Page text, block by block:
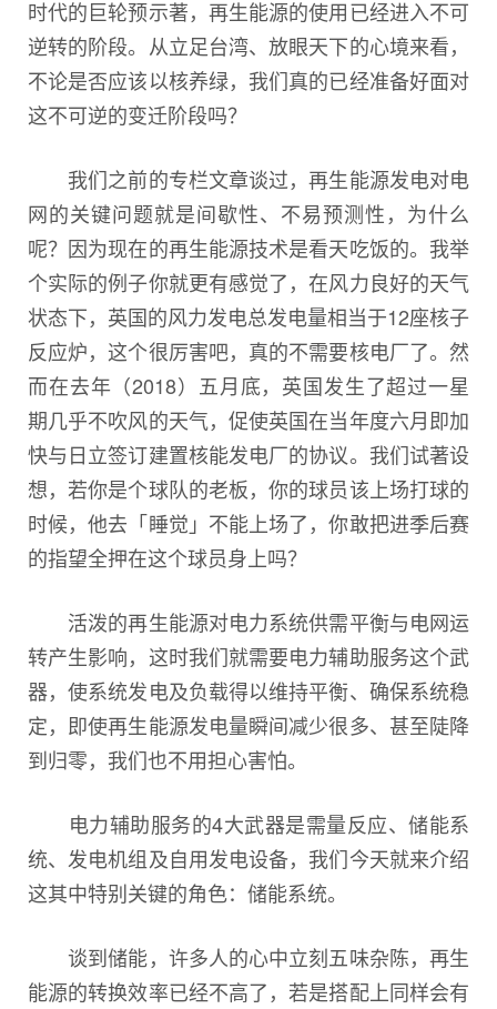
时代的巨轮预示著，再生能源的使用已经进入不可
逆转的阶段。从立足台湾、放眼天下的心境来看，
不论是否应该以核养绿，我们真的已经准备好面对
这不可逆的变迁阶段吗？
我们之前的专栏文章谈过，再生能源发电对电
网的关键问题就是间歇性、不易预测性，为什么
呢？因为现在的再生能源技术是看天吃饭的。我举
个实际的例子你就更有感觉了，在风力良好的天气
状态下，英国的风力发电总发电量相当于12座核子
反应炉，这个很厉害吧，真的不需要核电厂了。然
而在去年（2018）五月底，英国发生了超过一星
期几乎不吹风的天气，促使英国在当年度六月即加
快与日立签订建置核能发电厂的协议。我们试著设
想，若你是个球队的老板，你的球员该上场打球的
时候，他去「睡觉」不能上场了，你敢把进季后赛
的指望全押在这个球员身上吗？
活泼的再生能源对电力系统供需平衡与电网运
转产生影响，这时我们就需要电力辅助服务这个武
器，使系统发电及负载得以维持平衡、确保系统稳
定，即使再生能源发电量瞬间减少很多、甚至陡降
到归零，我们也不用担心害怕。
电力辅助服务的4大武器是需量反应、储能系
统、发电机组及自用发电设备，我们今天就来介绍
这其中特别关键的角色：储能系统。
谈到储能，许多人的心中立刻五味杂陈，再生
能源的转换效率已经不高了，若是搭配上同样会有